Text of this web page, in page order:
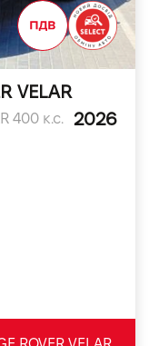
VELAR
400 к.с. 2026